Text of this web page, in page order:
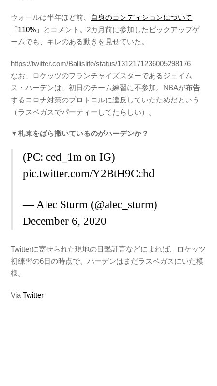
ウォールは半年ほど前、 自身のコンディションについて
「110%」 とコメント。2カ月前に参加したピックアップゲ
ームでも、キレのある動きを見せていた。
https://twitter.com/Ballislife/status/1312171236005298176
なお、ロケッツのフランチャイズスターであるジェイム
ス・ハーデンは、初日のチーム練習に不参加。NBAが布告
するコロナ対策のプロトコルに違反していたためだという
（ラスベガスでパーティーしてたらしい）。
▼札束をばら撒いているのがハーデンか？
(PC: ced_1m on IG)
pic.twitter.com/Y2BtH9Cchd
— Alec Sturm (@alec_sturm)
December 6, 2020
Twitterに寄せられた現地の目撃証言などによれば、ロケッツ
初練習の6日の時点で、ハーデンはまだラスベガスにいた模
様。
ViaTwitter